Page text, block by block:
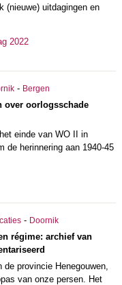
(nieuwe) uitdagingen en
2022
- Bergen
over oorlogsschade
einde van WO II in
de herinnering aan 1940-45
- Doornik
régime: archief van
provincie Henegouwen,
van onze persen. Het